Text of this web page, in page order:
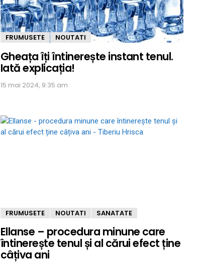
FRUMUSETE NOUTATI
Gheața îți întinerește instant tenul.
Iată explicația!
15 mai 2024, 9:35 am
FRUMUSETE NOUTATI SANATATE
Ellanse – procedura minune care
întinerește tenul și al cărui efect ține
câțiva ani